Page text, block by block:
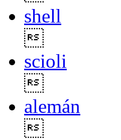
shell
scioli
alemán